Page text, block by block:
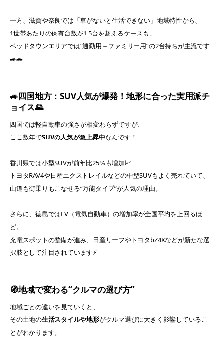
一方、滋賀や奈良では「車がないと生活できない」地域特性から、
1世帯あたりの保有台数が1.5台を超えるケースも。
ベッドタウンエリアでは“通勤用＋ファミリー用”の2台持ちが主流です
🚙🚗
🚙四国地方：SUV人気が爆発！地形に合った実用派チ
ョイス🌄
四国では軽自動車の強さが相変わらずですが、
ここ数年でSUVの人気が急上昇中なんです！
香川県では小型SUVが前年比25％も増加📈
トヨタRAV4や日産エクストレイルなどの中型SUVもよく売れていて、
山道も街乗りもこなせる“万能タイプ”が人気の理由。
さらに、徳島ではEV（電気自動車）の増加率が全国平均を上回るほ
ど。
充電スポットの整備が進み、日産リーフやトヨタbZ4Xなどが新たな選
択肢として注目されています⚡
🧭地域で変わる“クルマの選び方”
地域ごとの違いを見ていくと、
その土地の生活スタイルや地形がクルマ選びに大きく影響しているこ
とがわかります。